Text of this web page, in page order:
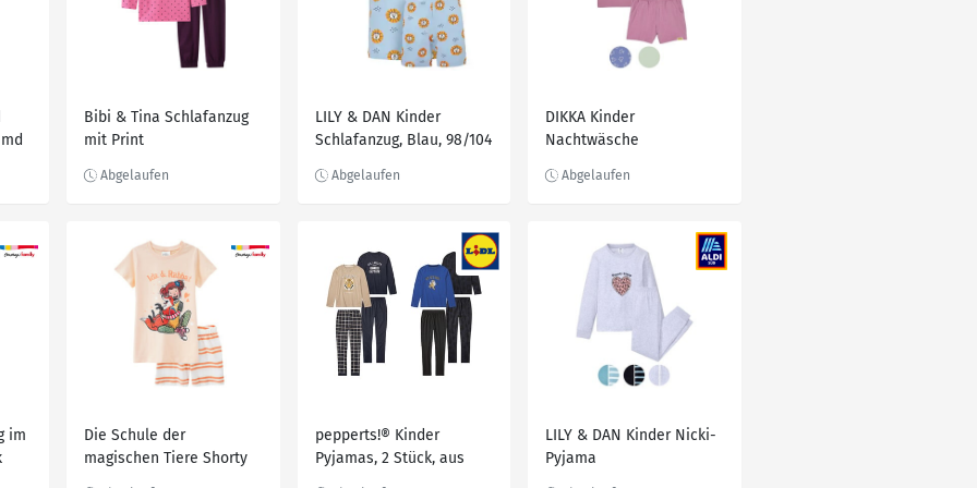
Bibi & Tina Schlafanzug
mit Print
LILY & DAN Kinder
Schlafanzug, Blau, 98/104
DIKKA Kinder
Nachtwäsche
im
Die Schule der
magischen Tiere Shorty
pepperts!® Kinder
Pyjamas, 2 Stück, aus
LILY & DAN Kinder Nicki-
Pyjama